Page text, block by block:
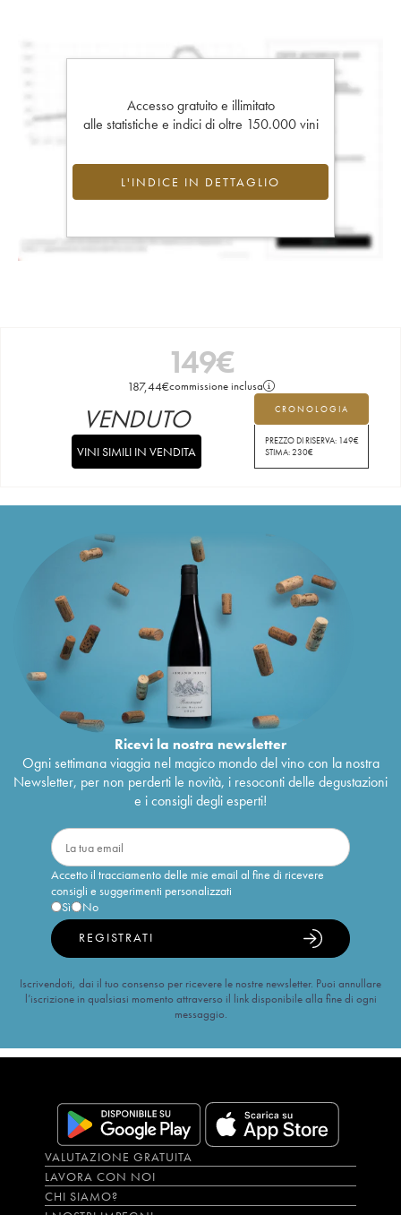
Accesso gratuito e illimitato
alle statistiche e indici di oltre 150.000 vini
L'INDICE IN DETTAGLIO
149€
187,44€commissione inclusa
CRONOLOGIA
PREZZO DI RISERVA: 149€
STIMA:230€
VENDUTO
VINI SIMILI IN VENDITA
Ricevi la nostra newsletter
Ogni settimana viaggia nel magico mondo del vino con la nostra
Newsletter, per non perderti le novità, i resoconti delle degustazioni
e i consigli degli esperti!
Accetto il tracciamento delle mie email al fine di ricevere
consigli e suggerimenti personalizzati
Sì
No
REGISTRATI
Iscrivendoti, dai il tuo consenso per ricevere le nostre newsletter. Puoi annullare
l’iscrizione in qualsiasi momento attraverso il link disponibile alla fine di ogni
messaggio.
VALUTAZIONE GRATUITA
LAVORA CON NOI
CHI SIAMO?